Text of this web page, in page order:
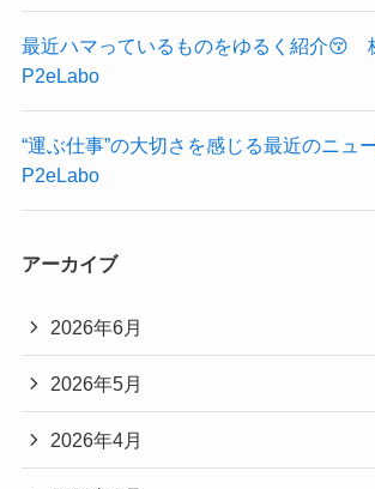
最近ハマっているものをゆるく紹介😚
P2eLabo
“運ぶ仕事”の大切さを感じる最近のニ
P2eLabo
アーカイブ
2026年6月
2026年5月
2026年4月